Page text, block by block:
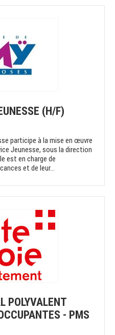
(H/F)
participe à la mise en œuvre
Jeunesse, sous la direction
est en charge de
et de leur...
POLYVALENT
- PMS